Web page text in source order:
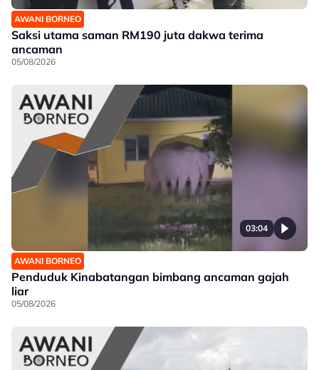
AWANI BORNEO
Saksi utama saman RM190 juta dakwa terima
ancaman
05/08/2026
03:04
AWANI BORNEO
Penduduk Kinabatangan bimbang ancaman gajah
liar
05/08/2026